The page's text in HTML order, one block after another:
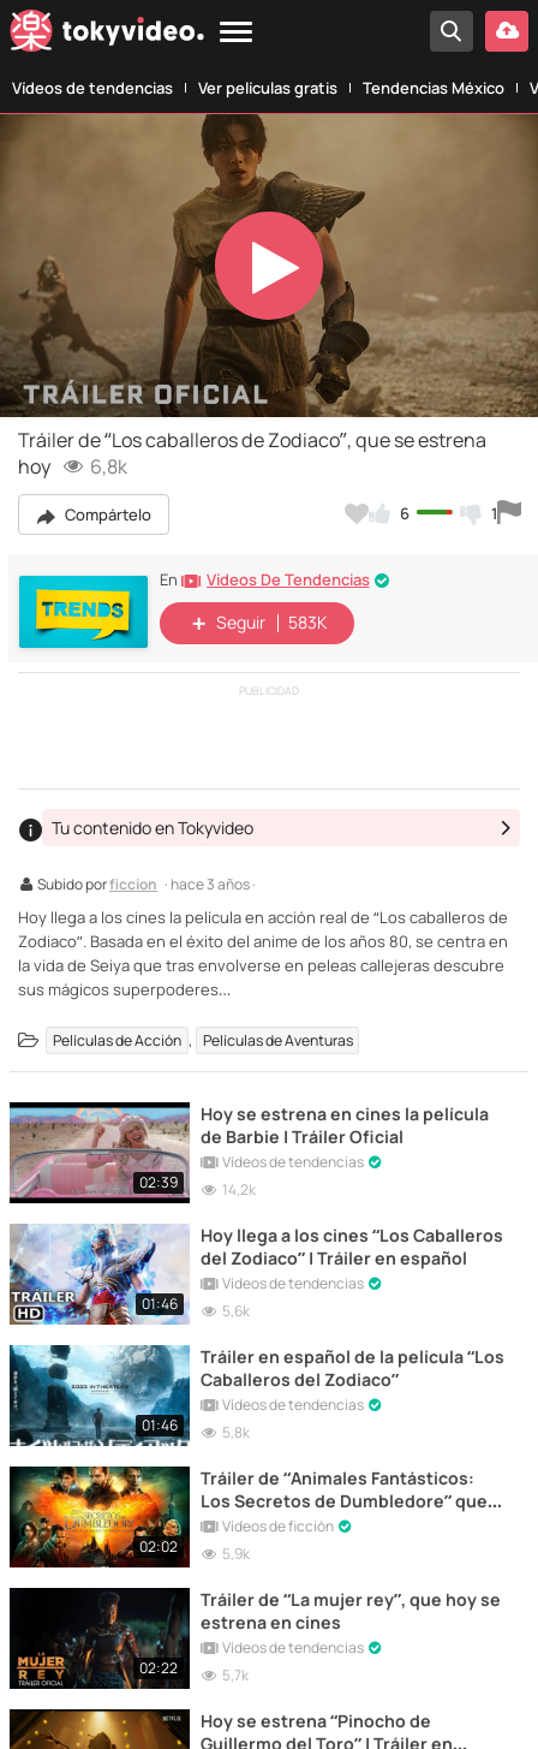
Vídeos de tendencias Ver películas gratis Tendencias México
Play
Video
Tráiler de “Los caballeros de Zodiaco”, que se estrena
hoy
6,8k
Compártelo 6 1
En Vídeos De Tendencias
Seguir 583K
PUBLICIDAD
Subido porficcion · hace 3 años ·
Tu contenido en Tokyvideo
Hoy llega a los cines la película en acción real de “Los caballeros de
Zodiaco”. Basada en el éxito del anime de los años 80, se centra en
la vida de Seiya que tras envolverse en peleas callejeras descubre
sus mágicos superpoderes…
Películas de Acción , Películas de Aventuras
02:39
Hoy se estrena en cines la película
de Barbie | Tráiler Oficial
Vídeos de tendencias
14,2k
01:46
Hoy llega a los cines “Los Caballeros
del Zodiaco” | Tráiler en español
Vídeos de tendencias
5,6k
01:46
Tráiler en español de la película “Los
Caballeros del Zodiaco”
Vídeos de tendencias
5,8k
02:02
Tráiler de “Animales Fantásticos:
Los Secretos de Dumbledore” que
se estrena hoy
Vídeos de ficción
5,9k
02:22
Tráiler de “La mujer rey”, que hoy se
estrena en cines
Vídeos de tendencias
5,7k
Hoy se estrena “Pinocho de
Guillermo del Toro” | Tráiler en